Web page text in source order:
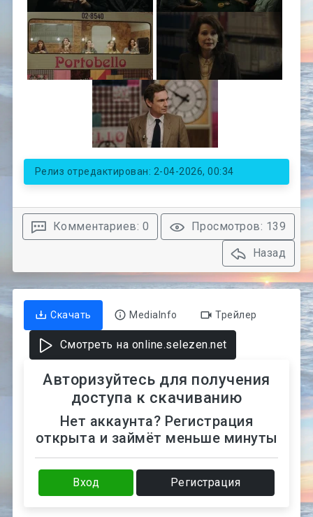
Релиз отредактирован: 2-04-2026, 00:34
Комментариев: 0
Просмотров: 139
Назад
Скачать MediaInfo Трейлер
Смотреть на online.selezen.net
Авторизуйтесь для получения
доступа к скачиванию
Нет аккаунта? Регистрация
открыта и займёт меньше минуты
Вход Регистрация